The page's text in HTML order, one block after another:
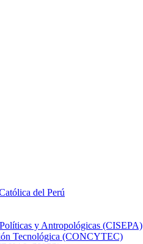
del Perú
y Antropológicas (CISEPA)
Tecnológica (CONCYTEC)